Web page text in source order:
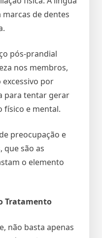
de dentes
pós-prandial
nos membros,
por
para tentar gerar
físico e mental.
preocupação e
que são as
o elemento
Tratamento
não basta apenas